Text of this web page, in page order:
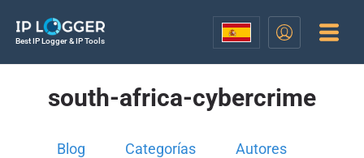
Best IP Logger & IP Tools
south-africa-cybercrime
Blog Categorías Autores